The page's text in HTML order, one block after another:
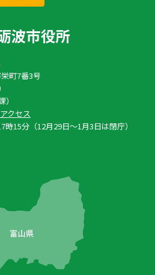
町7番3号
クセス
15分（12月29日〜1月3日は閉庁）